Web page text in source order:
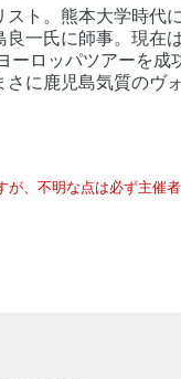
ト。熊本大学時代
一氏に師事。現在
ーロッパツアーを
に鹿児島気質のヴ
、不明な点は必ず主催